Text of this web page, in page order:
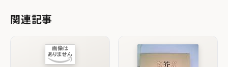
関連記事